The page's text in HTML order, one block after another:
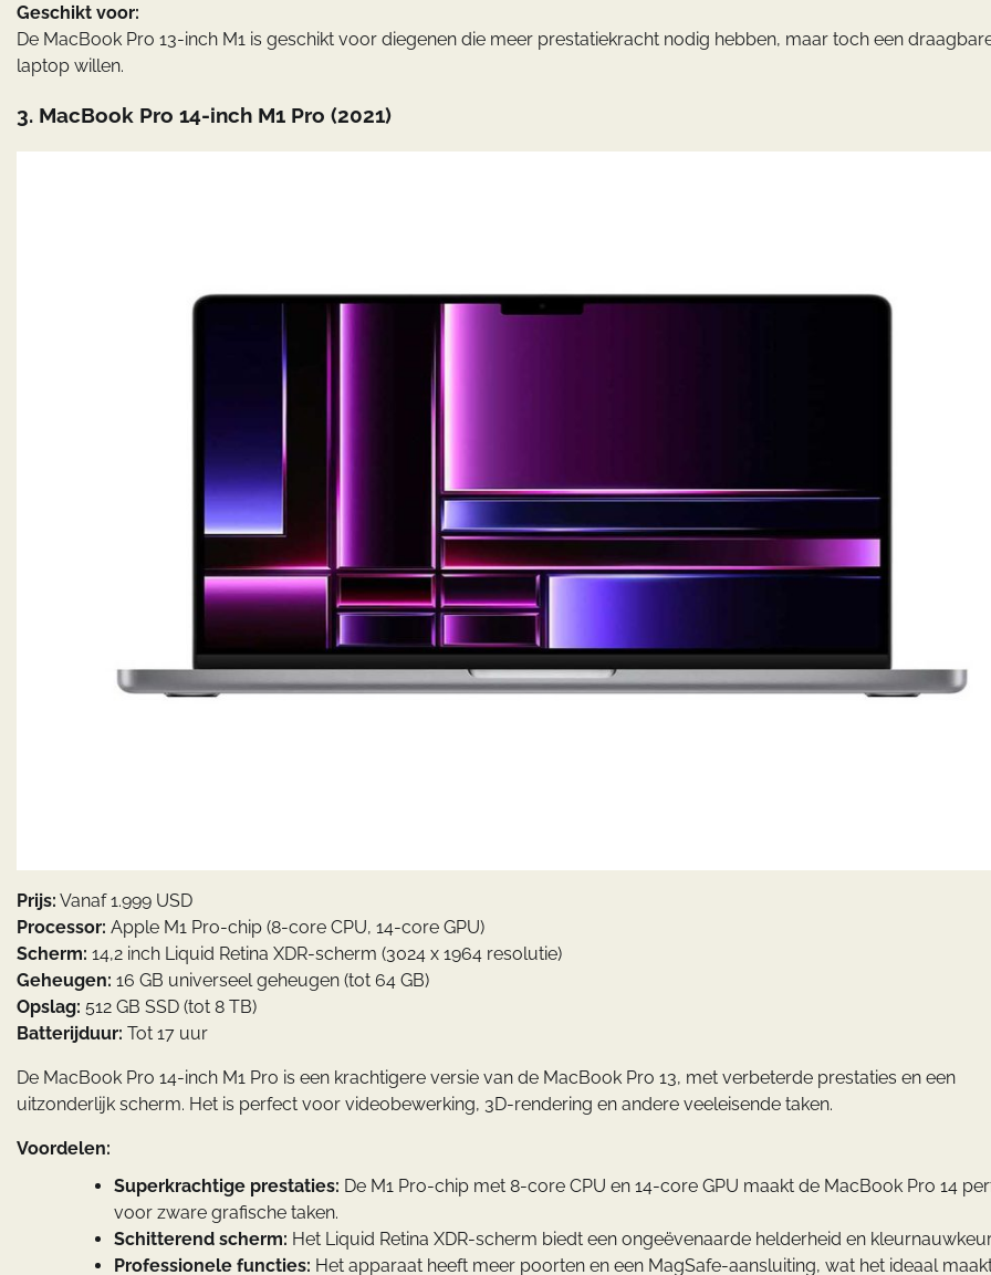
Geschikt voor:
De MacBook Pro 13-inch M1 is geschikt voor diegenen die meer prestatiekracht nodig hebben, maar toch een
laptop willen.
3. MacBook Pro 14-inch M1 Pro (2021)
Prijs: Vanaf 1.999 USD
Processor: Apple M1 Pro-chip (8-core CPU, 14-core GPU)
Scherm: 14,2 inch Liquid Retina XDR-scherm (3024 x 1964 resolutie)
Geheugen: 16 GB universeel geheugen (tot 64 GB)
Opslag: 512 GB SSD (tot 8 TB)
Batterijduur: Tot 17 uur
De MacBook Pro 14-inch M1 Pro is een krachtigere versie van de MacBook Pro 13, met verbeterde prestaties en een
uitzonderlijk scherm. Het is perfect voor videobewerking, 3D-rendering en andere veeleisende taken.
Voordelen:
Superkrachtige prestaties: De M1 Pro-chip met 8-core CPU en 14-core GPU maakt de MacBook Pro 14
voor zware grafische taken.
Schitterend scherm: Het Liquid Retina XDR-scherm biedt een ongeëvenaarde helderheid en
Professionele functies: Het apparaat heeft meer poorten en een MagSafe-aansluiting, wat het ideaal